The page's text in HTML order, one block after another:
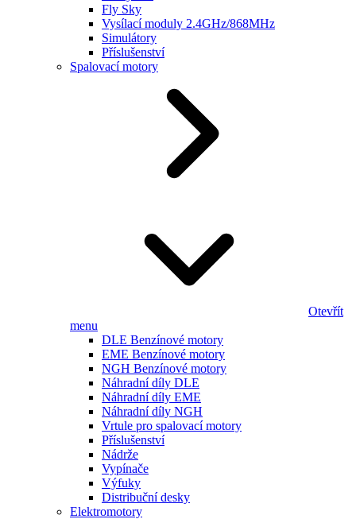
Fly Sky
Vysílací moduly 2.4GHz/868MHz
Simulátory
Příslušenství
Spalovací motory
Otevřít
menu
DLE Benzínové motory
EME Benzínové motory
NGH Benzínové motory
Náhradní díly DLE
Náhradní díly EME
Náhradní díly NGH
Vrtule pro spalovací motory
Příslušenství
Nádrže
Vypínače
Výfuky
Distribuční desky
Elektromotory